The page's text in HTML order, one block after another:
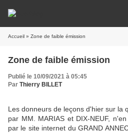
Accueil » Zone de faible émission
Zone de faible émission
Publié le 10/09/2021 à 05:45
Par Thierry BILLET
Les donneurs de leçons d'hier sur la
par MM. MARIAS et DIX-NEUF,
par le site internet du GRAND